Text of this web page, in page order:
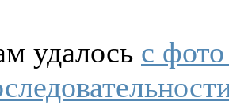
удалось с